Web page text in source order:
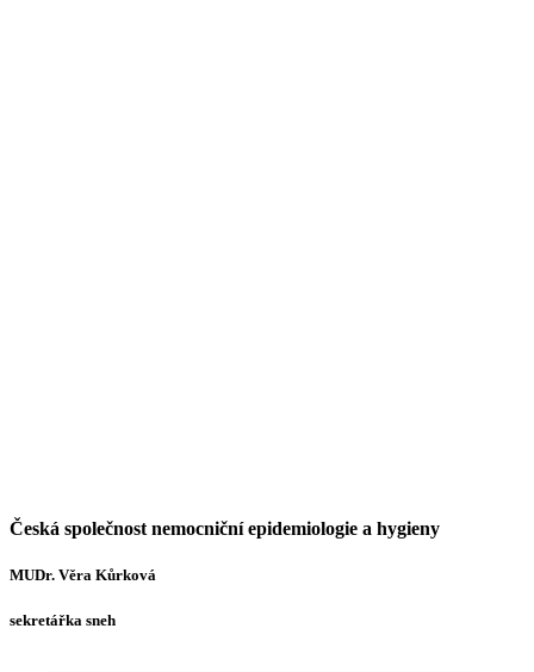
Česká společnost nemocniční epidemiologie a hygieny
MUDr. Věra Kůrková
sekretářka sneh